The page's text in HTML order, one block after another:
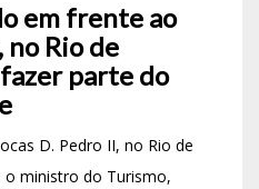
em frente ao
no Rio de
parte do
D. Pedro II, no Rio de
o ministro do Turismo,